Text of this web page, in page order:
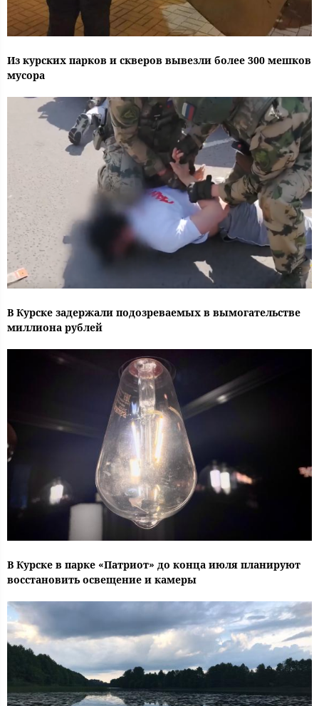
Из курских парков и скверов вывезли более 300 мешков
мусора
В Курске задержали подозреваемых в вымогательстве
миллиона рублей
В Курске в парке «Патриот» до конца июля планируют
восстановить освещение и камеры